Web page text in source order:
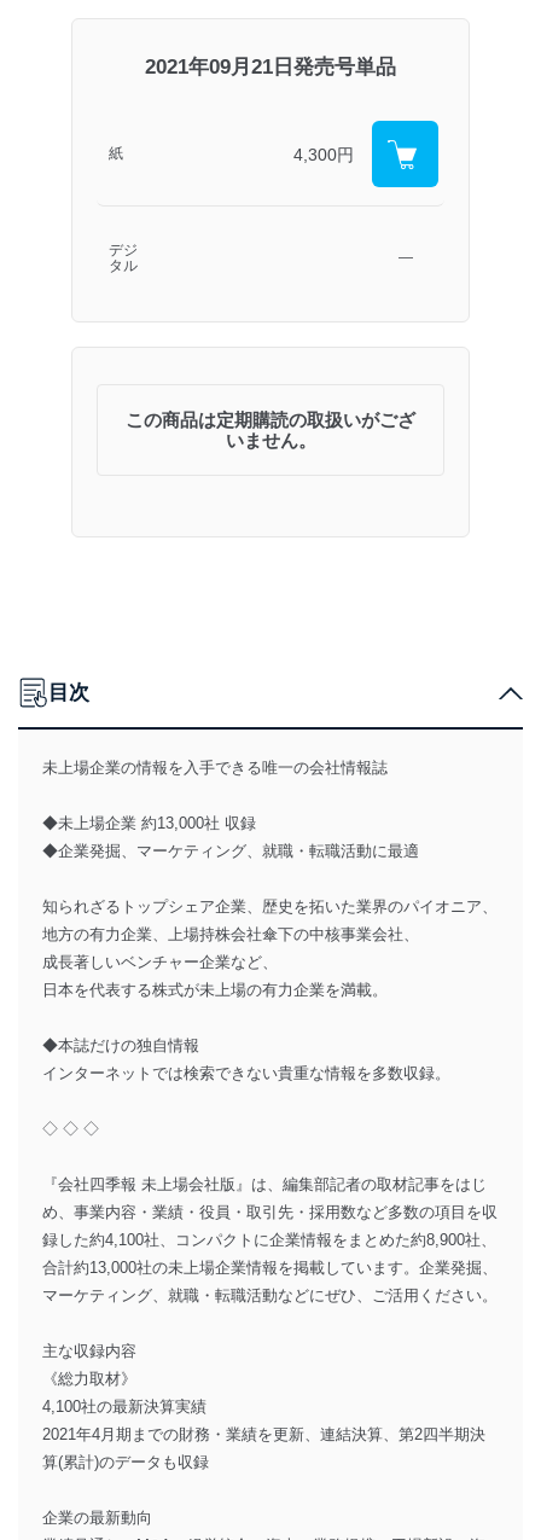
2021年09月21日発売号単品
紙 4,300円
デジ
タル
―
この商品は定期購読の取扱いがござ
いません。
目次
未上場企業の情報を入手できる唯一の会社情報誌
◆未上場企業 約13,000社 収録
◆企業発掘、マーケティング、就職・転職活動に最適
知られざるトップシェア企業、歴史を拓いた業界のパイオニア、
地方の有力企業、上場持株会社傘下の中核事業会社、
成長著しいベンチャー企業など、
日本を代表する株式が未上場の有力企業を満載。
◆本誌だけの独自情報
インターネットでは検索できない貴重な情報を多数収録。
◇ ◇ ◇
『会社四季報 未上場会社版』は、編集部記者の取材記事をはじ
め、事業内容・業績・役員・取引先・採用数など多数の項目を収
録した約4,100社、コンパクトに企業情報をまとめた約8,900社、
合計約13,000社の未上場企業情報を掲載しています。企業発掘、
マーケティング、就職・転職活動などにぜひ、ご活用ください。
主な収録内容
《総力取材》
4,100社の最新決算実績
2021年4月期までの財務・業績を更新、連結決算、第2四半期決
算(累計)のデータも収録
企業の最新動向